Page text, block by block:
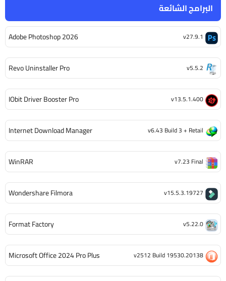
البرامج الشائعة
Adobe Photoshop 2026 v27.9.1
Revo Uninstaller Pro v5.5.2
IObit Driver Booster Pro v13.5.1.400
Internet Download Manager v6.43 Build 3 + Retail
WinRAR v7.23 Final
Wondershare Filmora v15.5.3.19727
Format Factory v5.22.0
Microsoft Office 2024 Pro Plus v2512 Build 19530.20138